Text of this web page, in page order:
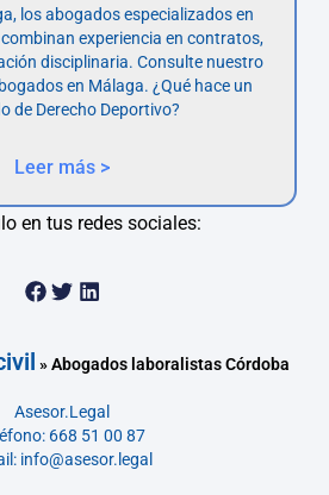
los abogados especializados en
experiencia en contratos,
disciplinaria. Consulte nuestro
en Málaga. ¿Qué hace un
de Derecho Deportivo?
Leer más >
en tus redes sociales:
»Abogados laboralistas Córdoba
Asesor.Legal
668 51 00 87
info@asesor.legal